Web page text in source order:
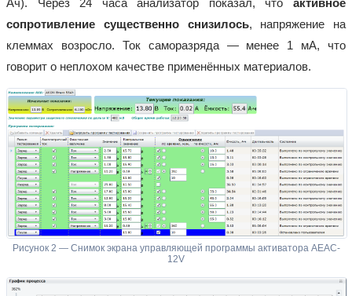
сопротивление существенно снизилось, напряжение на
клеммах возросло. Ток саморазряда — менее 1 мА, что
говорит о неплохом качестве применённых материалов.
Рисунок 2 — Снимок экрана управляющей программы активатора AEAC-
12V